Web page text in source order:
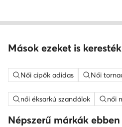
Mások ezeket is keresték
Női cipők adidas Női
női éksarkú szandálok női
Népszerű márkák